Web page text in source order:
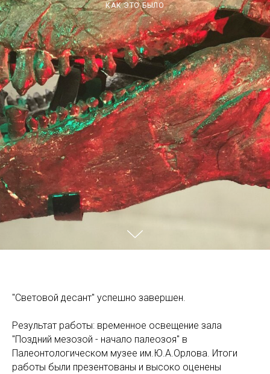
КАК ЭТО БЫЛО
"Световой десант" успешно завершен.
Результат работы: временное освещение зала
"Поздний мезозой - начало палеозоя" в
Палеонтологическом музее им.Ю.А.Орлова. Итоги
работы были презентованы и высоко оценены